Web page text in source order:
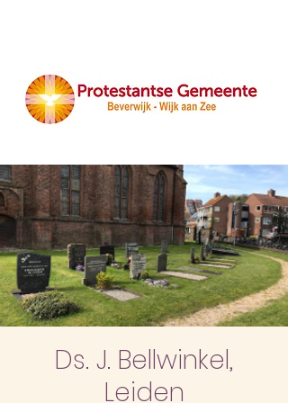
Ds. J. Bellwinkel,
Leiden